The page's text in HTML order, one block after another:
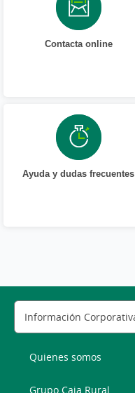
Contacta online
Ayuda y dudas frecuentes
Quienes somos
Grupo Caja Rural